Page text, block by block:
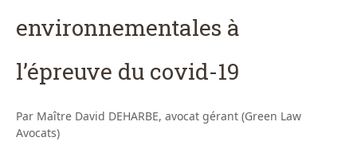
environnementales à
l’épreuve du covid-19
Par Maître David DEHARBE, avocat gérant (Green Law
Avocats)